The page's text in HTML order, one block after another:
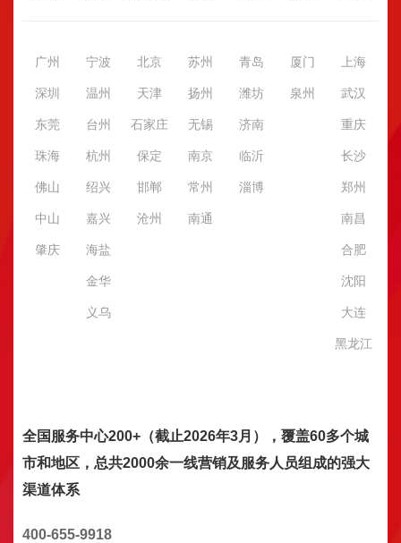
广州
深圳
东莞
珠海
佛山
中山
肇庆
宁波
温州
台州
杭州
绍兴
嘉兴
海盐
金华
义乌
北京
天津
石家庄
保定
邯郸
沧州
苏州
扬州
无锡
南京
常州
南通
青岛
潍坊
济南
临沂
淄博
厦门
泉州
上海
武汉
重庆
长沙
郑州
南昌
合肥
沈阳
大连
黑龙江
全国服务中心200+（截止2026年3月），覆盖60多个城
市和地区，总共2000余一线营销及服务人员组成的强大
渠道体系
400-655-9918